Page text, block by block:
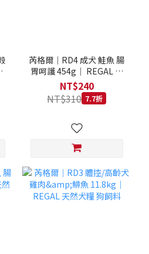
芮格爾｜RD4 成犬 鮭魚 腸
胃呵護 454g｜ REGAL 天
然犬糧 狗飼料
NT$240
NT$310 7.7折